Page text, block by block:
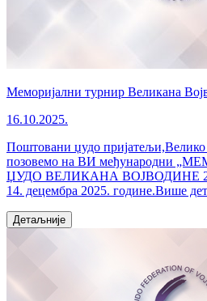
Меморијални турнир Великана
16.10.2025.
Поштовани џудо пријатељи,Велико
позовемо на ВИ међународни
ЏУДО ВЕЛИКАНА ВОЈВОДИНЕ
14. децембра 2025. године.Више
Детаљније